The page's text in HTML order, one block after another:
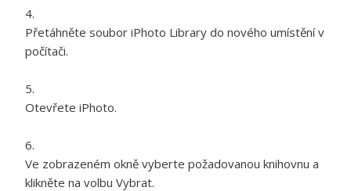
Přetáhněte soubor iPhoto Library do nového umístění v
počítači.
Otevřete iPhoto.
Ve zobrazeném okně vyberte požadovanou knihovnu a
klikněte na volbu Vybrat.